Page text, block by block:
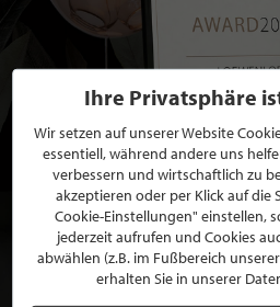
BEWERBEN SIE SICH
MITGLIEDSCHAFT
Ihre Privatsphäre
Wir setzen auf unserer Website
essentiell, während andere uns
verbessern und wirtschaftlich zu
akzeptieren oder per Klick auf die
Cookie-Einstellungen" einstellen,
jederzeit aufrufen und Cookies
abwählen (z.B. im Fußbereich
erhalten Sie in unserer